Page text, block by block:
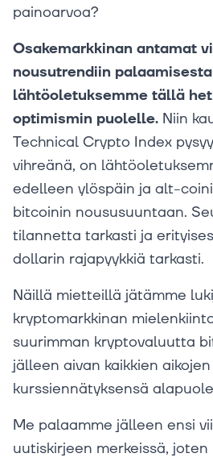
painoarvoa?
Osakemarkkinan antamat
nousutrendiin
lähtöoletuksemme tällä
optimismin puolelle. Niin
Technical Crypto Index
vihreänä, on
edelleen ylöspäin ja alt-
bitcoinin noususuuntaan.
tilannetta tarkasti ja
dollarin rajapyykkiä tarkasti.
Näillä mietteillä jätämme
kryptomarkkinan
suurimman kryptovaluutta
jälleen aivan kaikkien aikojen
kurssiennätyksensä
Me palaamme jälleen ensi
uutiskirjeen merkeissä,